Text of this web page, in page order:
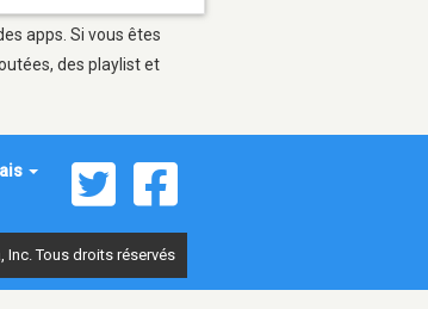
apps. Si vous êtes
des playlist et
Inc. Tous droits réservés